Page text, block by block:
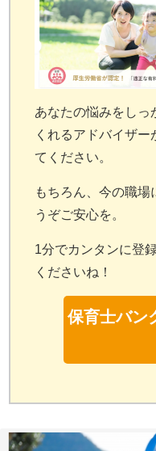
あなたの悩みをしっ
くれるアドバイザ
てください。
もちろん、今の職
うぞご安心を。
1分でカンタンに登
くださいね！
保育士バン